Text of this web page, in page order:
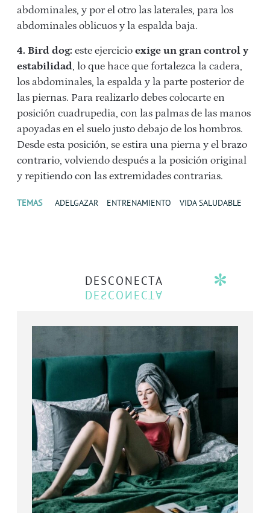
abdominales, y por el otro las laterales, para los
abdominales oblicuos y la espalda baja.
4. Bird dog: este ejercicio exige un gran control y
estabilidad, lo que hace que fortalezca la cadera,
los abdominales, la espalda y la parte posterior de
las piernas. Para realizarlo debes colocarte en
posición cuadrupedia, con las palmas de las manos
apoyadas en el suelo justo debajo de los hombros.
Desde esta posición, se estira una pierna y el brazo
contrario, volviendo después a la posición original
y repitiendo con las extremidades contrarias.
TEMAS ADELGAZAR ENTRENAMIENTO VIDA SALUDABLE
DESCONECTA